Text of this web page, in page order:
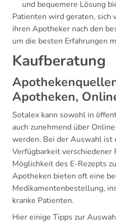
und bequemere Lösung
Patienten wird geraten, sich
ihren Apotheker nach den
um die besten Erfahrungen
Kaufberatung
Apotheken,
Sotalex kann sowohl in
auch zunehmend über
werden. Bei der Auswahl ist
Verfügbarkeit verschiedener
Möglichkeit des E-Rezepts
Apotheken bieten oft eine
Medikamentenbestellung,
kranke Patienten.
Hier einige Tipps zur